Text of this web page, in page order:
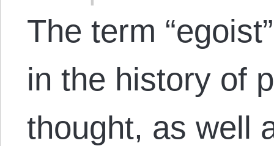
The term
in the history of
thought, as well